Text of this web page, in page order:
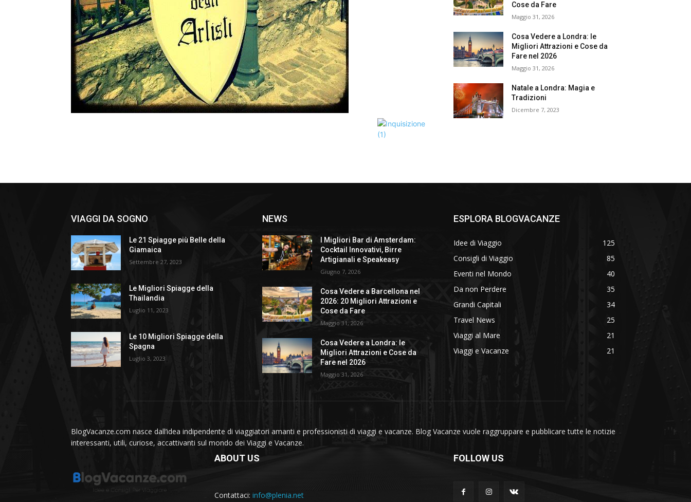
Cose da Fare
Maggio 31, 2026
Cosa Vedere a Londra: le
Migliori Attrazioni e Cose da
Fare nel 2026
Maggio 31, 2026
Natale a Londra: Magia e
Tradizioni
Dicembre 7, 2023
VIAGGI DA SOGNO
Le 21 Spiagge più Belle della
Giamaica
Settembre 27, 2023
Le Migliori Spiagge della
Thailandia
Luglio 11, 2023
Le 10 Migliori Spiagge della
Spagna
Luglio 3, 2023
NEWS
I Migliori Bar di Amsterdam:
Cocktail Innovativi, Birre
Artigianali e Speakeasy
Giugno 7, 2026
Cosa Vedere a Barcellona nel
2026: 20 Migliori Attrazioni e
Cose da Fare
Maggio 31, 2026
Cosa Vedere a Londra: le
Migliori Attrazioni e Cose da
Fare nel 2026
Maggio 31, 2026
ESPLORA BLOGVACANZE
Idee di Viaggio
125
Consigli di Viaggio
85
Eventi nel Mondo
40
Da non Perdere
35
Grandi Capitali
34
Travel News
25
Viaggi al Mare
21
Viaggi e Vacanze
21
BlogVacanze.com nasce dall’idea indipendente di viaggiatori amanti e professionisti di viaggi e vacanze. Blog Vacanze vuole raggruppare e pubblicare tutte le notizie
interessanti, utili, curiose, accattivanti sul mondo dei Viaggi e Vacanze.
ABOUT US
Contattaci: info@plenia.net
FOLLOW US